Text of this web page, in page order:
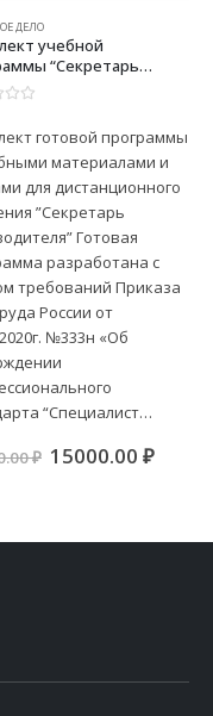
ДЕЛО
учебной
“Секретарь
готовой программы
материалами и
для дистанционного
”Секретарь
Готовая
разработана с
требований Приказа
России от
№333н «Об
“Специалист…
₽ 15000.00 ₽